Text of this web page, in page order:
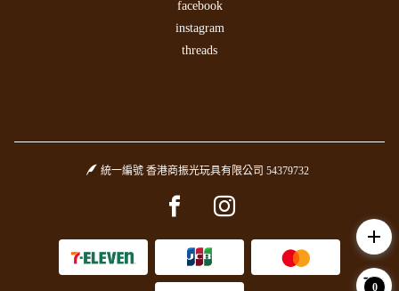
facebook
instagram
threads
統一編號 香港商振光玩具有限公司 54379732
Facebook pageInstagram page
add
0